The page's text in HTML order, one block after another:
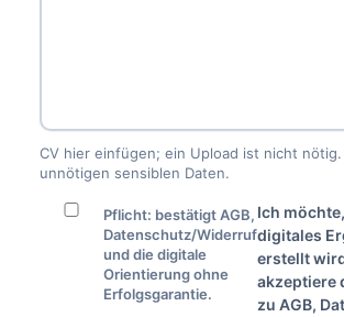
CV hier einfügen; ein Upload ist nicht
unnötigen sensiblen Daten.
Pflicht: bestätigt AGB,
Datenschutz/Widerruf
und die digitale
Orientierung ohne
Erfolgsgarantie.
Ich
digitales
erstellt
akzeptiere
zu AGB,